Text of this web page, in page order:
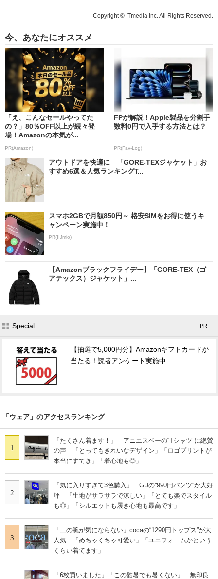
Copyright © ITmedia Inc. All Rights Reserved.
今、あなたにオススメ
「え、こんなセールやってた
の？」80％OFF以上が続々登
場！Amazonの本気が...
PR(Amazon)
FPが解説！Apple製品を分割手
数料0円で入手する方法とは？
PR(Fav-Log)
アウトドアを快適に 「GORE-TEXジャケット」お
すすめ6選＆人気ランキングT...
スマホ2GBで月額850円～ 格安SIMをお得に使うキ
ャンペーン実施中！
PR(IIJmio)
【Amazonブラックフライデー】「GORE-TEX（ゴ
アテックス）ジャケット」...
Special - PR -
【抽選で5,000円分】Amazonギフトカードが
当たる！読者アンケート実施中
「ウェア」のアクセスランキング
1
「たくさん着ます！」 アニエスベーの“Tシャツ”に絶賛
の声 「とってもきれいなデザイン」「ロゴプリントが
本当にすてき」「着心地も◎」
2
「気に入りすぎて3色購入」 GUの“990円パンツ”が大好
評 「生地がサラサラで涼しい」「とても楽でスタイル
も◎」「シルエットも履き心地も最高です」
3
「二の腕が気にならない」cocaの“1290円トップス”が大
人気 「めちゃくちゃ可愛い」「ユニフォームかという
くらい着てます」
「6枚買いました」「この酷暑でも暑くない」 無印良